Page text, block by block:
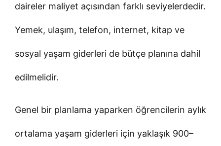
daireler maliyet açısından farklı seviyelerdedir.
Yemek, ulaşım, telefon, internet, kitap ve
sosyal yaşam giderleri de bütçe planına dahil
edilmelidir.
Genel bir planlama yaparken öğrencilerin aylık
ortalama yaşam giderleri için yaklaşık 900–